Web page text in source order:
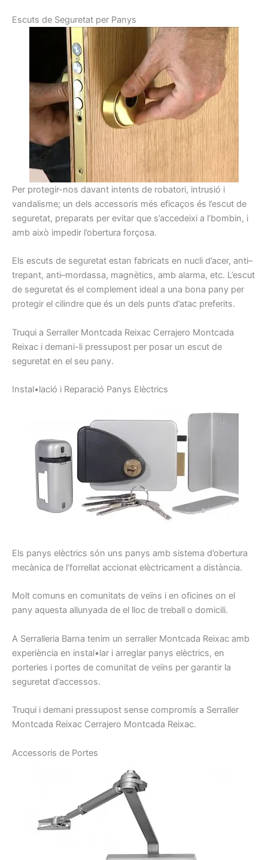
Escuts de Seguretat per Panys
Per protegir-nos davant intents de robatori, intrusió i
vandalisme; un dels accessoris més eficaços és l’escut de
seguretat, preparats per evitar que s’accedeixi a l’bombin, i
amb això impedir l’obertura forçosa.
Els escuts de seguretat estan fabricats en nucli d’acer, anti–
trepant, anti–mordassa, magnètics, amb alarma, etc. L’escut
de seguretat és el complement ideal a una bona pany per
protegir el cilindre que és un dels punts d’atac preferits.
Truqui a Serraller Montcada Reixac Cerrajero Montcada
Reixac i demani-li pressupost per posar un escut de
seguretat en el seu pany.
Instal•lació i Reparació Panys Elèctrics
Els panys elèctrics són uns panys amb sistema d’obertura
mecànica de l’forrellat accionat elèctricament a distància.
Molt comuns en comunitats de veïns i en oficines on el
pany aquesta allunyada de el lloc de treball o domicili.
A Serralleria Barna tenim un serraller Montcada Reixac amb
experiència en instal•lar i arreglar panys elèctrics, en
porteries i portes de comunitat de veïns per garantir la
seguretat d’accessos.
Truqui i demani pressupost sense compromís a Serraller
Montcada Reixac Cerrajero Montcada Reixac.
Accessoris de Portes